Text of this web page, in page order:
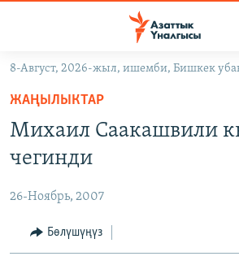
Навигацияга
өтүңүз
Издөөгө
салыңыз
ЭКОНОМИКА
МАДАНИЯТ
БОРБОР АЗИЯ
АТАЙЫН ИЛИКТӨӨ
ТВ ПРОГРАММАЛАР
8-Август, 2026-жыл, ишемби, Бишкек
ЖАҢЫЛЫКТАР
Михаил Саакашвили
чегинди
26-Ноябрь, 2007
Бөлүшүңүз